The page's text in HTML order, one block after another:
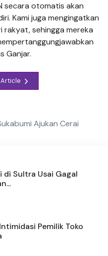
secara otomatis akan
Kami juga mengingatkan
rakyat, sehingga mereka
Ganjar.
Article
Ajukan Cerai
di Sultra Usai Gagal
Pemilik Toko